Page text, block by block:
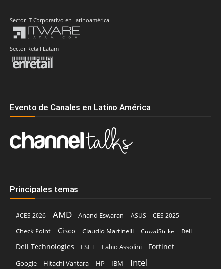
Sector IT Corporativo en Latinoamérica
Sector Retail Latam
Evento de Canales en Latino América
Principales temas
#CES 2026 AMD Anand Eswaran ASUS
CES 2025
Check Point
Cisco Claudio Martinelli CrowdStrike Dell
Dell Technologies ESET Fabio Assolini Fortinet
Google Hitachi Vantara HP IBM Intel